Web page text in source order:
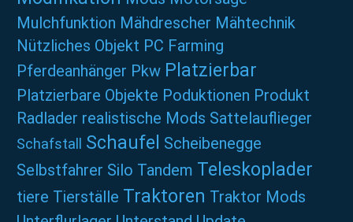
Mulchfunktion Mähdrescher Mähtechnik
Nützliches Objekt PC Farming
Pferdeanhänger Pkw Platzierbar
Platzierbare Objekte Poduktionen Produkt
Radlader realistische Mods Sattelauflieger
Schafstall Schaufel Scheibenegge
Selbstfahrer Silo Tandem Teleskoplader
tiere Tierställe Traktoren Traktor Mods